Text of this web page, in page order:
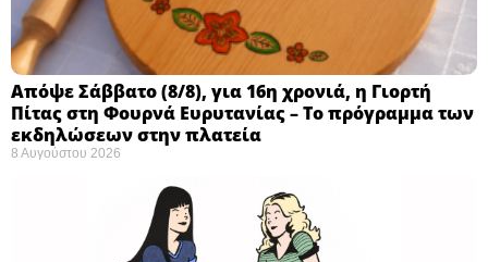
Απόψε Σάββατο (8/8), για 16η χρονιά, η Γιορτή
Πίτας στη Φουρνά Ευρυτανίας – Το πρόγραμμα των
εκδηλώσεων στην πλατεία
8 Αυγούστου 2026